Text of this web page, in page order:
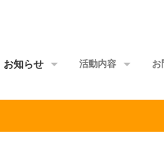
お知らせ 活動内容 お